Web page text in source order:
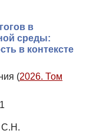
в
среды:
в контексте
(2026. Том
С.Н.